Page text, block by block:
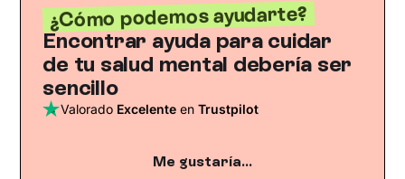
¿Cómo podemos ayudarte?
Encontrar ayuda para cuidar
de tu salud mental debería ser
sencillo
Valorado Excelente enTrustpilot
Me gustaría...